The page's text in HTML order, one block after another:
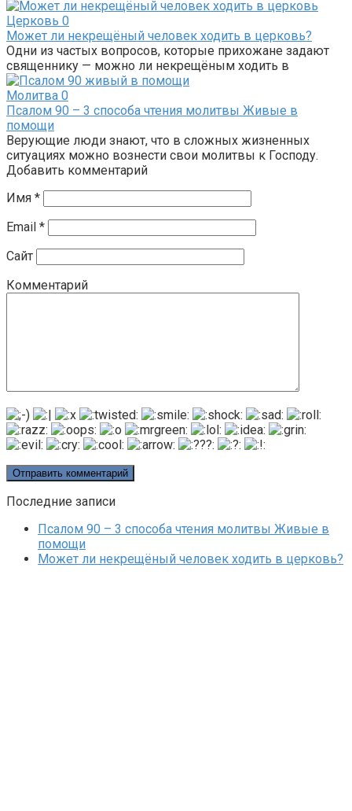
Церковь 0
Может ли некрещёный человек ходить в церковь?
Одни из частых вопросов, которые прихожане задают
священнику — можно ли некрещёным ходить в
Молитва 0
Псалом 90 – 3 способа чтения молитвы Живые в
помощи
Верующие люди знают, что в сложных жизненных
ситуациях можно вознести свои молитвы к Господу.
Добавить комментарий
Имя *
Email *
Сайт
Комментарий
Последние записи
Псалом 90 – 3 способа чтения молитвы Живые в
помощи
Может ли некрещёный человек ходить в церковь?